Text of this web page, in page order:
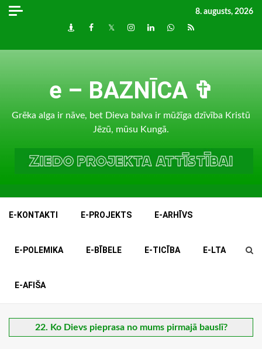
Skip
8. augusts, 2026
DraugiemFacebook
TwitterInstagram
LinkedInwhatsapp
RSS
e – BAZNĪCA ✞
Grēka alga ir nāve, bet Dieva balva ir mūžīga dzīvība Kristū
Jēzū, mūsu Kungā.
E-KONTAKTI E-PROJEKTS E-ARHĪVS
E-POLEMIKA E-BĪBELE E-TICĪBA E-LTA
E-AFIŠA
22. Ko Dievs pieprasa no mums pirmajā bauslī?